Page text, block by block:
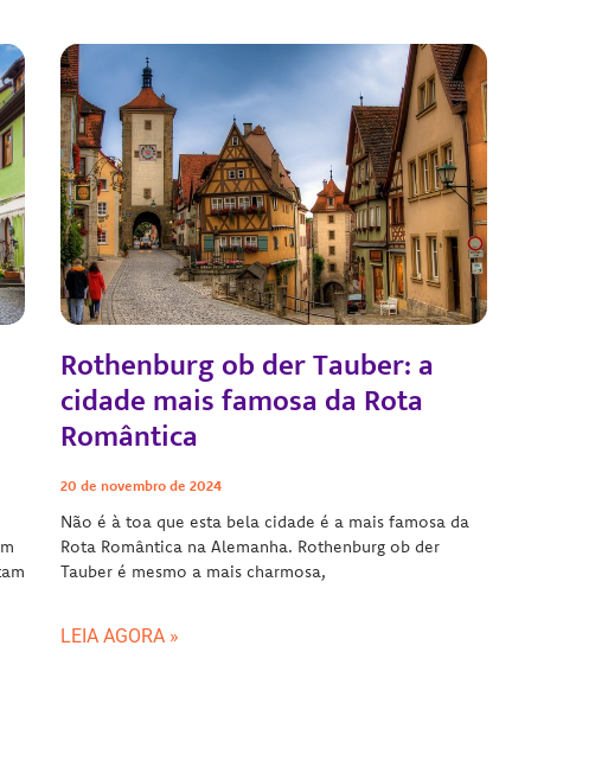
Rothenburg ob der Tauber: a
cidade mais famosa da Rota
Romântica
20 de novembro de 2024
Não é à toa que esta bela cidade é a mais famosa da
Rota Romântica na Alemanha. Rothenburg ob der
Tauber é mesmo a mais charmosa,
LEIA AGORA »